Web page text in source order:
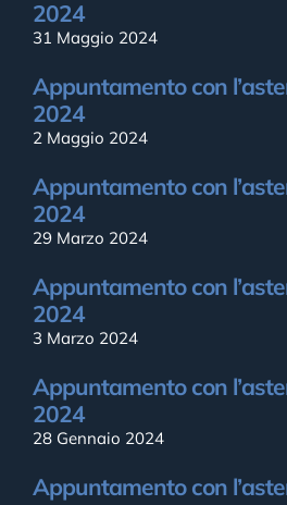
2024
31 Maggio 2024
Appuntamento con
2024
2 Maggio 2024
Appuntamento con
2024
29 Marzo 2024
Appuntamento con
2024
3 Marzo 2024
Appuntamento con
2024
28 Gennaio 2024
Appuntamento con